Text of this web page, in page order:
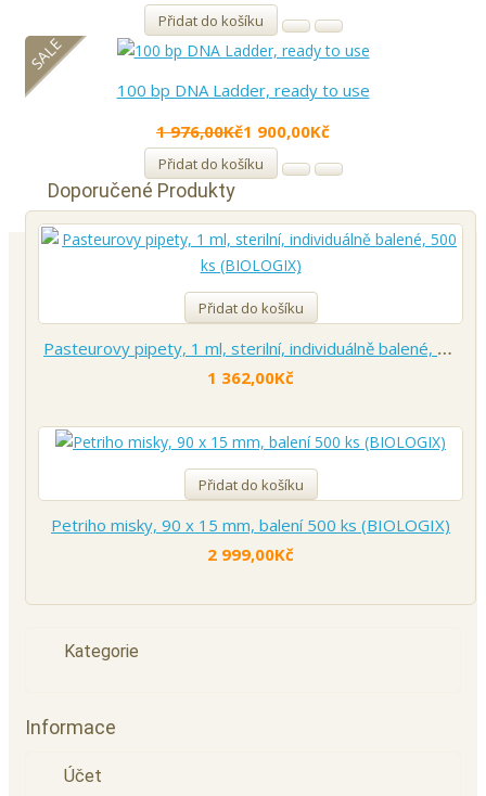
Přidat do košíku
SALE
100 bp DNA Ladder, ready to use
1 976,00Kč1 900,00Kč
Přidat do košíku
Doporučené Produkty
Přidat do košíku
Pasteurovy pipety, 1 ml, sterilní, individuálně balené, 500 ks (BIOLOGIX)
1 362,00Kč
Přidat do košíku
Petriho misky, 90 x 15 mm, balení 500 ks (BIOLOGIX)
2 999,00Kč
Kategorie
Informace
Účet